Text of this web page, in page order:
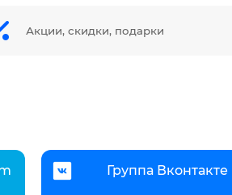
Акции, скидки, подарки
Группа Вконтакте